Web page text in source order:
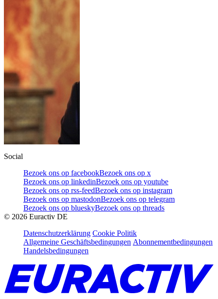
Social
Bezoek ons op facebookBezoek ons op x
Bezoek ons op linkedinBezoek ons op youtube
Bezoek ons op rss-feedBezoek ons op instagram
Bezoek ons op mastodonBezoek ons op telegram
Bezoek ons op blueskyBezoek ons op threads
© 2026 Euractiv DE
Datenschutzerklärung Cookie Politik
Allgemeine Geschäftsbedingungen Abonnementbedingungen
Handelsbedingungen